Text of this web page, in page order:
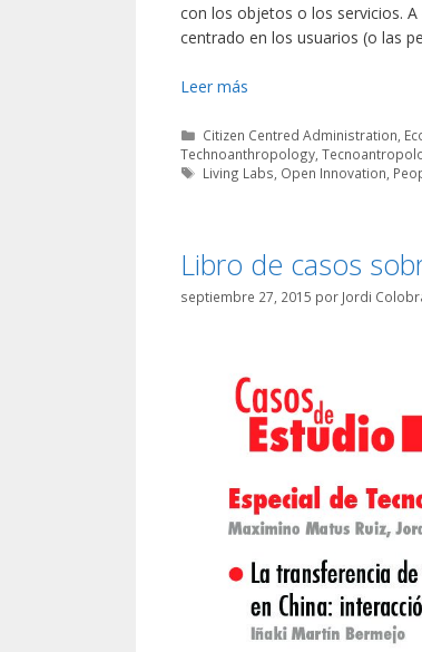
con los objetos o los servicios.
centrado en los usuarios (o las
Leer más
Categorías
Citizen Centred Administration
Technoanthropology
Etiquetas
Living Labs Open Innovation
Libro de casos
septiembre 27, 2015 por Jordi